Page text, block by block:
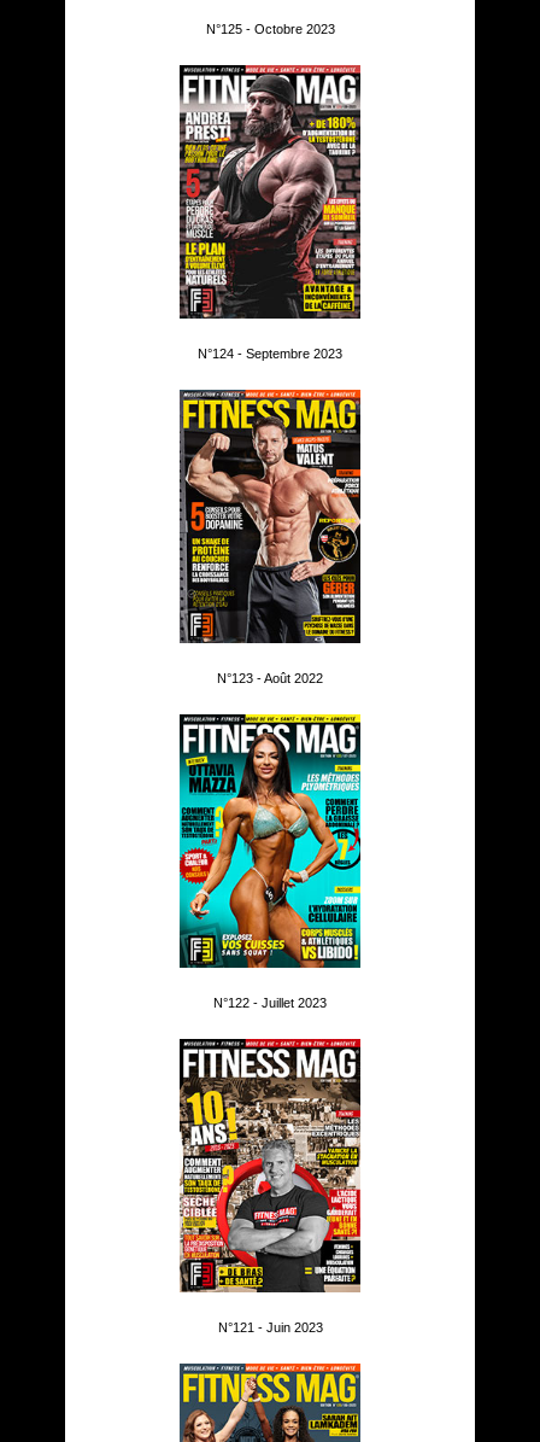
N°125 - Octobre 2023
N°124 - Septembre 2023
N°123 - Août 2022
N°122 - Juillet 2023
N°121 - Juin 2023